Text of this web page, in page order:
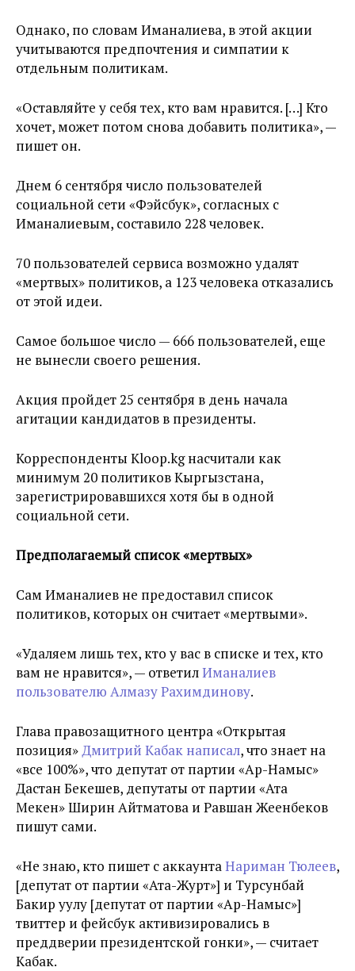
Однако, по словам Иманалиева, в этой акции
учитываются предпочтения и симпатии к
отдельным политикам.
«Оставляйте у себя тех, кто вам нравится. […] Кто
хочет, может потом снова добавить политика», —
пишет он.
Днем 6 сентября число пользователей
социальной сети «Фэйсбук», согласных с
Иманалиевым, составило 228 человек.
70 пользователей сервиса возможно удалят
«мертвых» политиков, а 123 человека отказались
от этой идеи.
Самое большое число — 666 пользователей, еще
не вынесли своего решения.
Акция пройдет 25 сентября в день начала
агитации кандидатов в президенты.
Корреспонденты Kloop.kg насчитали как
минимум 20 политиков Кыргызстана,
зарегистрировавшихся хотя бы в одной
социальной сети.
Предполагаемый список «мертвых»
Сам Иманалиев не предоставил список
политиков, которых он считает «мертвыми».
«Удаляем лишь тех, кто у вас в списке и тех, кто
вам не нравится», — ответилИманалиев
пользователю Алмазу Рахимдинову.
Глава правозащитного центра «Открытая
позиция»Дмитрий Кабак написал, что знает на
«все 100%», что депутат от партии «Ар-Намыс»
Дастан Бекешев, депутаты от партии «Ата
Мекен» Ширин Айтматова и Равшан Жеенбеков
пишут сами.
«Не знаю, кто пишет с аккаунтаНариман Тюлеев,
[депутат от партии «Ата-Журт»] и Турсунбай
Бакир уулу [депутат от партии «Ар-Намыс»]
твиттер и фейсбук активизировались в
преддверии президентской гонки», — считает
Кабак.